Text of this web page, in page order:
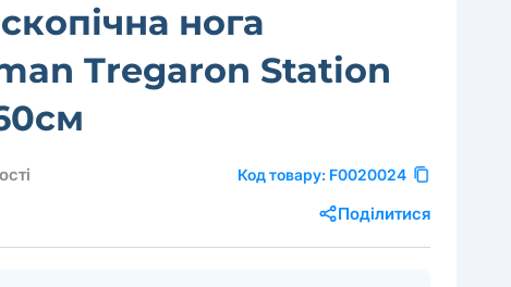
нога
Tregaron Station
Код товару: F0020024
Поділитися